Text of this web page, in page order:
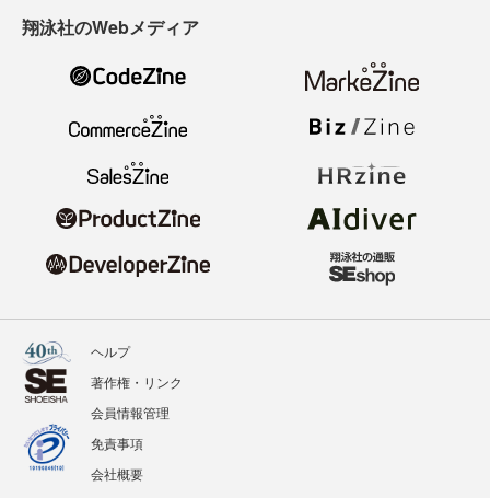
翔泳社のWebメディア
ヘルプ
著作権・リンク
会員情報管理
免責事項
会社概要